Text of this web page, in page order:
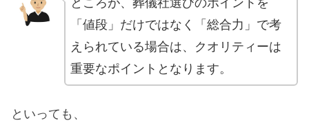
「値段」だけではなく「総合力」で考
えられている場合は、クオリティーは
重要なポイントとなります。
といっても、